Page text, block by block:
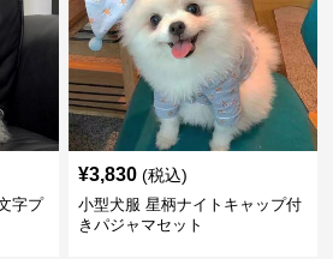
字プ
¥3,830 (税込)
小型犬服 星柄ナイトキャップ付
きパジャマセット